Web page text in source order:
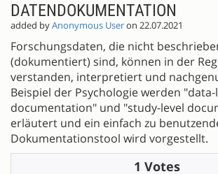
DATENDOKUMENTATION
added byAnonymous Useron 22.07.2021
Forschungsdaten, die nicht
(dokumentiert) sind, können in der
verstanden, interpretiert und
Beispiel der Psychologie werden "data-
documentation" und "study-level
erläutert und ein einfach zu
Dokumentationstool wird vorgestellt.
1 Votes